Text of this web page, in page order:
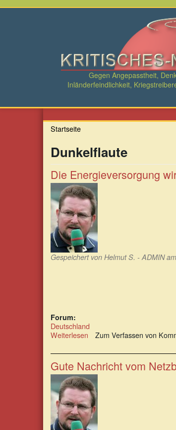
Direkt
Gegen Angepasstheit,
Inländerfeindlichkeit,
Startseite
Dunkelflaute
Die Energieversorgung
Gespeichert von Helmut S. - ADMIN
Forum:
Deutschland
Weiterlesen über
Energieversorgung
wird
immer
instabiler
Zum Verfassen von
Gute Nachricht vom